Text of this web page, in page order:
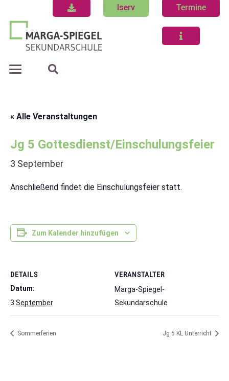
Iserv Termine
« Alle Veranstaltungen
Jg 5 Gottesdienst/Einschulungsfeier
3 September
Anschließend findet die Einschulungsfeier statt.
Zum Kalender hinzufügen
DETAILS
Datum:
3 September
VERANSTALTER
Marga-Spiegel-
Sekundarschule
Sommerferien Jg 5 KL Unterricht